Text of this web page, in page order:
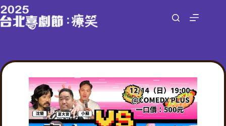
跳
至
容